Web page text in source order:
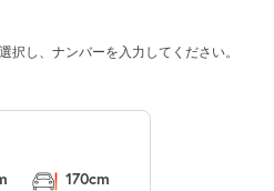
¥3,120
¥3,120
択し、ナンバーを入力してください。
170cm